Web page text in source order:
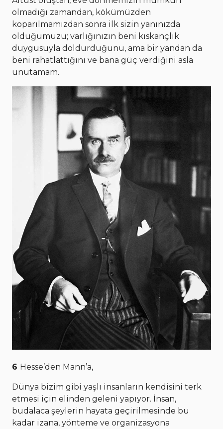
olmadığı zamandan, kökümüzden
koparılmamızdan sonra ilk sizin yanınızda
olduğumuzu; varlığınızın beni kıskançlık
duygusuyla doldurduğunu, ama bir yandan da
beni rahatlattığını ve bana güç verdiğini asla
unutamam.
6 Hesse’den Mann’a,
Dünya bizim gibi yaşlı insanların kendisini terk
etmesi için elinden geleni yapıyor. İnsan,
budalaca şeylerin hayata geçirilmesinde bu
kadar izana, yönteme ve organizasyona